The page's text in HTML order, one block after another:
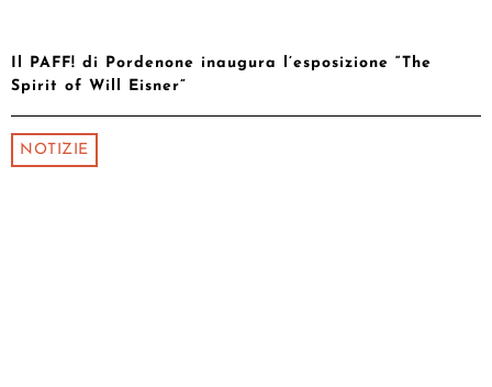
Il PAFF! di Pordenone inaugura l’esposizione “The
Spirit of Will Eisner”
NOTIZIE